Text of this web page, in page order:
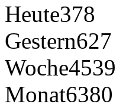
Heute378
Gestern627
Woche4539
Monat6380